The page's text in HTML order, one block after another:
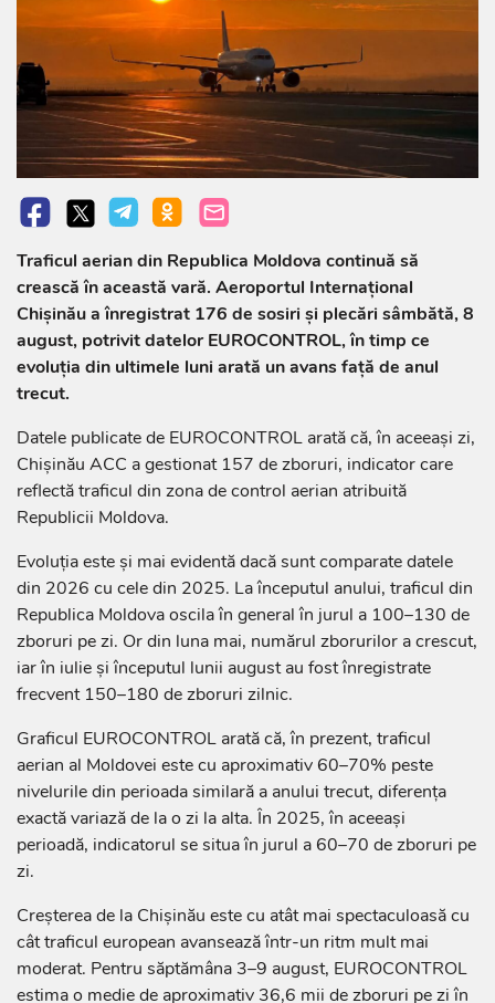
Traficul aerian din Republica Moldova continuă să
crească în această vară. Aeroportul Internațional
Chișinău a înregistrat 176 de sosiri și plecări sâmbătă, 8
august, potrivit datelor EUROCONTROL, în timp ce
evoluția din ultimele luni arată un avans față de anul
trecut.
Datele publicate de EUROCONTROL arată că, în aceeași zi,
Chișinău ACC a gestionat 157 de zboruri, indicator care
reflectă traficul din zona de control aerian atribuită
Republicii Moldova.
Evoluția este și mai evidentă dacă sunt comparate datele
din 2026 cu cele din 2025. La începutul anului, traficul din
Republica Moldova oscila în general în jurul a 100–130 de
zboruri pe zi. Or din luna mai, numărul zborurilor a crescut,
iar în iulie și începutul lunii august au fost înregistrate
frecvent 150–180 de zboruri zilnic.
Graficul EUROCONTROL arată că, în prezent, traficul
aerian al Moldovei este cu aproximativ 60–70% peste
nivelurile din perioada similară a anului trecut, diferența
exactă variază de la o zi la alta. În 2025, în aceeași
perioadă, indicatorul se situa în jurul a 60–70 de zboruri pe
zi.
Creșterea de la Chișinău este cu atât mai spectaculoasă cu
cât traficul european avansează într-un ritm mult mai
moderat. Pentru săptămâna 3–9 august, EUROCONTROL
estima o medie de aproximativ 36,6 mii de zboruri pe zi în